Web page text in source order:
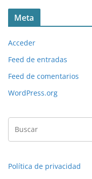
Meta
Acceder
Feed de entradas
Feed de comentarios
WordPress.org
Política de privacidad